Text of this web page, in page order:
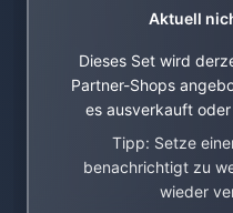
Aktuell
Dieses Set wird
Partner-Shops
es ausverkauft
Tipp: Setze
benachrichtigt zu
wieder